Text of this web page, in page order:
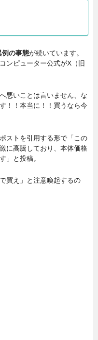
例の事態が続いています。
ンピューター公式がX（旧
悪いことは言いません、な
！！本当に！！買うなら今
ストを引用する形で「この
に高騰しており、本体価格
」と投稿。
買え」と注意喚起するの